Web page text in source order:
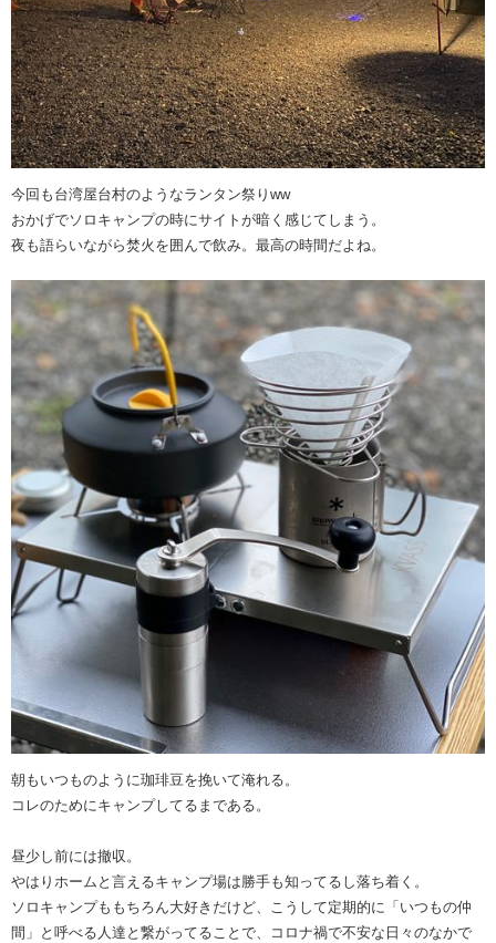
今回も台湾屋台村のようなランタン祭りww
おかげでソロキャンプの時にサイトが暗く感じてしまう。
夜も語らいながら焚火を囲んで飲み。最高の時間だよね。
朝もいつものように珈琲豆を挽いて淹れる。
コレのためにキャンプしてるまである。
昼少し前には撤収。
やはりホームと言えるキャンプ場は勝手も知ってるし落ち着く。
ソロキャンプももちろん大好きだけど、こうして定期的に「いつもの仲
間」と呼べる人達と繋がってることで、コロナ禍で不安な日々のなかで